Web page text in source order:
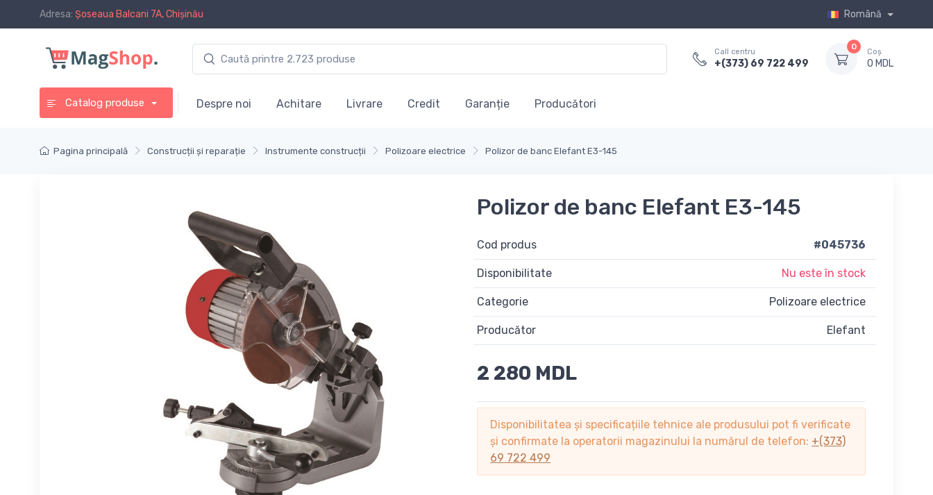
Adresa: Șoseaua Balcani 7A, Chișinău Română
Call centru
+(373) 69 722 499
0
Coș
0 MDL
Catalog produse Despre noi Achitare Livrare Credit Garanție Producători
Pagina principală Construcții și reparație Instrumente construcții Polizoare electrice Polizor de banc Elefant E3-145
Polizor de banc Elefant E3-145
Cod produs #045736
Disponibilitate Nu este în stock
Categorie Polizoare electrice
Producător Elefant
2 280 MDL
Disponibilitatea și specificațiile tehnice ale produsului pot fi verificate
și confirmate la operatorii magazinului la numărul de telefon: +(373)
69 722 499